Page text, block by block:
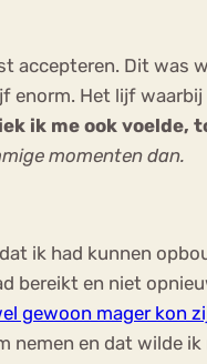
accepteren. Dit was
Het lijf
ik me ook voelde,
momenten dan.
ik had kunnen
bereikt en niet
gewoon mager kon
nemen en dat wilde ik